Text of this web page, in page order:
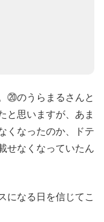
⑳のうらまるさんと
と思いますが、あま
くなったのか、ドテ
せなくなっていたん
になる日を信じてこ